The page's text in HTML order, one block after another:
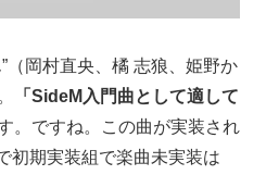
（岡村直央、橘 志狼、姫野か
「SideM入門曲として適して
。ですね。この曲が実装され
初期実装組で楽曲未実装は